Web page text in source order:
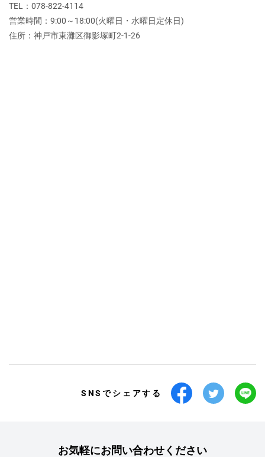
TEL：078-822-4114
営業時間：9:00～18:00(火曜日・水曜日定休日)
住所：神戸市東灘区御影塚町2‐1‐26
SNSでシェアする
お気軽にお問い合わせください